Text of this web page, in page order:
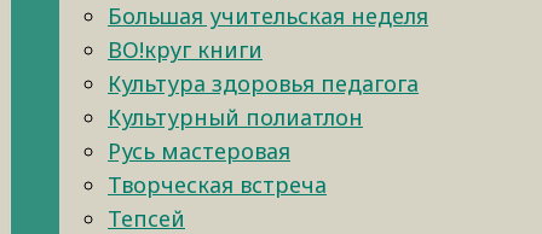
Большая учительская неделя
ВО!круг книги
Культура здоровья педагога
Культурный полиатлон
Русь мастеровая
Творческая встреча
Тепсей